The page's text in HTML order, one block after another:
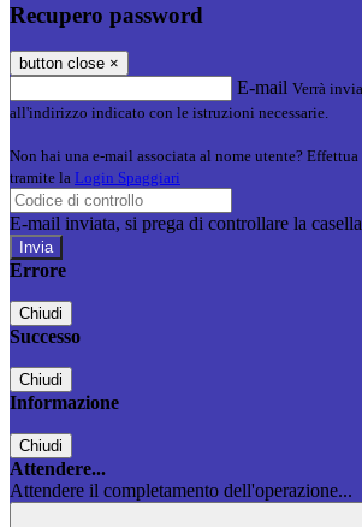
Recupero password
button close ×
E-mail Verrà
all'indirizzo indicato con le istruzioni necessarie.
Non hai una e-mail associata al nome utente?
tramite la Login Spaggiari
E-mail inviata, si prega di controllare la
Errore
Chiudi
Successo
Chiudi
Informazione
Chiudi
Attendere...
Attendere il completamento dell'operazione...